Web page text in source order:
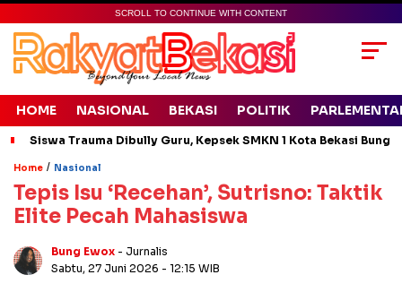
SCROLL TO CONTINUE WITH CONTENT
HOME NASIONAL BEKASI POLITIK
Siswa Trauma Dibully Guru, Kepsek SMKN 1 Kota Bekasi
Home / Nasional
Tepis Isu ‘Recehan’, Sutrisno: Taktik
Elite Pecah Mahasiswa
Bung Ewox - Jurnalis
Sabtu, 27 Juni 2026 - 12:15 WIB